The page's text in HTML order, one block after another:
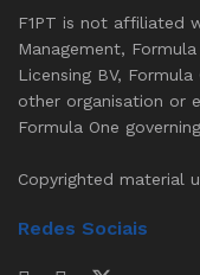
F1PT is not affiliated
Management,
Licensing BV,
other organisation or
Formula One
Copyrighted material
Redes Sociais